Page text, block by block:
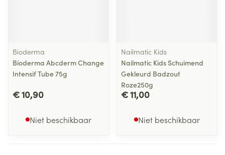
Bioderma
Bioderma Abcderm Change
Intensif Tube 75g
€ 10,90
Niet beschikbaar
Nailmatic Kids
Nailmatic Kids Schuimend
Gekleurd Badzout
Roze250g
€ 11,00
Niet beschikbaar